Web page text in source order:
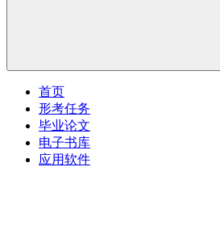
首页
形考任务
毕业论文
电子书库
应用软件